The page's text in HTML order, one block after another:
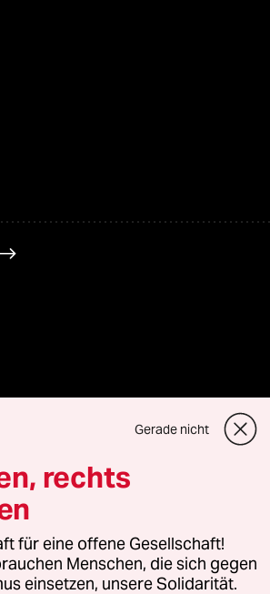
Vertriebs GmbH
rechtlichen Fragen oder für Genehmigungen
lizenzen@taz.de
Gerade nicht
rechts
für eine offene Gesellschaft!
Menschen, die sich gegen
einsetzen, unsere Solidarität.